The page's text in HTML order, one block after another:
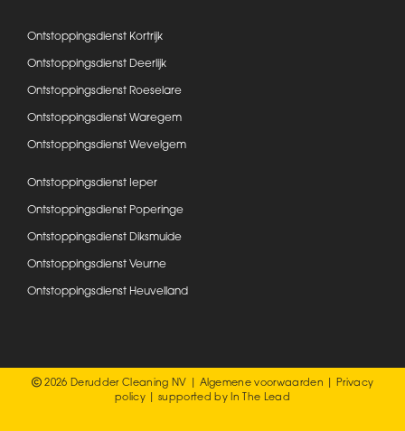
Ontstoppingsdienst Kortrijk
Ontstoppingsdienst Deerlijk
Ontstoppingsdienst Roeselare
Ontstoppingsdienst Waregem
Ontstoppingsdienst Wevelgem
Ontstoppingsdienst Ieper
Ontstoppingsdienst Poperinge
Ontstoppingsdienst Diksmuide
Ontstoppingsdienst Veurne
Ontstoppingsdienst Heuvelland
2026 Derudder Cleaning NV | Algemene voorwaarden
Privacy
policy | supported by In The Lead